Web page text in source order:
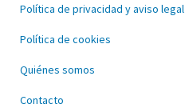
Política de privacidad y aviso legal
Política de cookies
Quiénes somos
Contacto